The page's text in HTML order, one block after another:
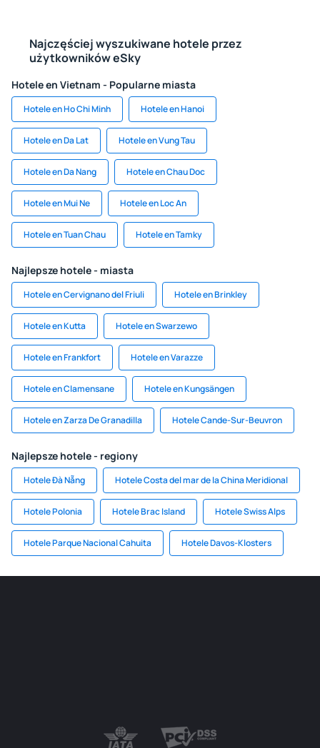
Najczęściej wyszukiwane hotele przez
użytkowników eSky
Hotele en Vietnam - Popularne miasta
Hotele en Ho Chi Minh Hotele en Hanoi
Hotele en Da Lat Hotele en Vung Tau
Hotele en Da Nang Hotele en Chau Doc
Hotele en Mui Ne Hotele en Loc An
Hotele en Tuan Chau Hotele en Tamky
Najlepsze hotele - miasta
Hotele en Cervignano del Friuli Hotele en Brinkley
Hotele en Kutta Hotele en Swarzewo
Hotele en Frankfort Hotele en Varazze
Hotele en Clamensane Hotele en Kungsängen
Hotele en Zarza De Granadilla Hotele Cande-Sur-Beuvron
Najlepsze hotele - regiony
Hotele Đà Nẵng Hotele Costa del mar de la China Meridional
Hotele Polonia Hotele Brac Island Hotele Swiss Alps
Hotele Parque Nacional Cahuita Hotele Davos-Klosters